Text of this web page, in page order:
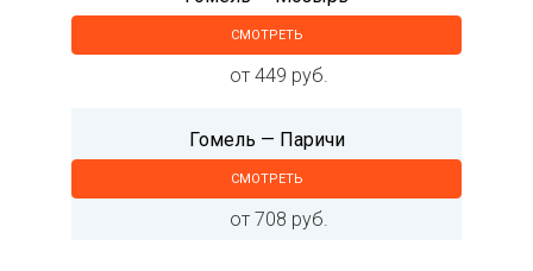
СМОТРЕТЬ
от 449 руб.
Гомель — Паричи
СМОТРЕТЬ
от 708 руб.